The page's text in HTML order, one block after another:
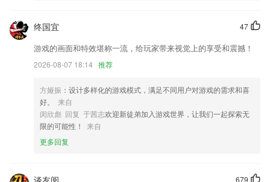
1.在线班课，线下课堂——线上课堂无障碍切换，给你更生动的课堂;
2.增设了一些校方展现办学效果，风貌风貌的窗口。
3.可以欣赏平台推送的许多干货，您可以学习到更多的绘画技巧；
我们、设置等功能
5.有趣好玩，顺应儿童的天性，应用游戏设计课程
6.包含了各种各样的类型，让用户在这里可以自由的进行选择，非常的高
新增表格分组；
47
终国宜
游戏的画面和特效堪称一流，给玩家带来视觉上的享受和震撼！
2026-08-07 18:14 推荐
方娅振 ：设计多样化的游戏模式，满足不同用户对游戏的需求和喜
好。
来自
闵欣彪 回复 于茜志欢迎新徒弟加入游戏世界，让我们一起探索无
限的可能性！
来自
更多回复
679
谈友阅